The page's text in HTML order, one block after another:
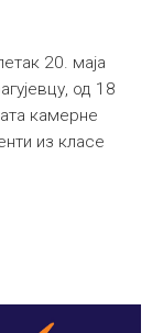
20. маја
од 18
камерне
из класе